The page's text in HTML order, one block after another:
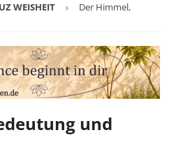
WEISHEIT
Der Himmel,
und